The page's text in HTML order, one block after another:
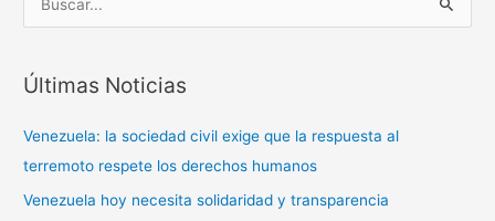
c
a
r
Últimas Noticias
Venezuela: la sociedad civil exige que la respuesta al
terremoto respete los derechos humanos
Venezuela hoy necesita solidaridad y transparencia